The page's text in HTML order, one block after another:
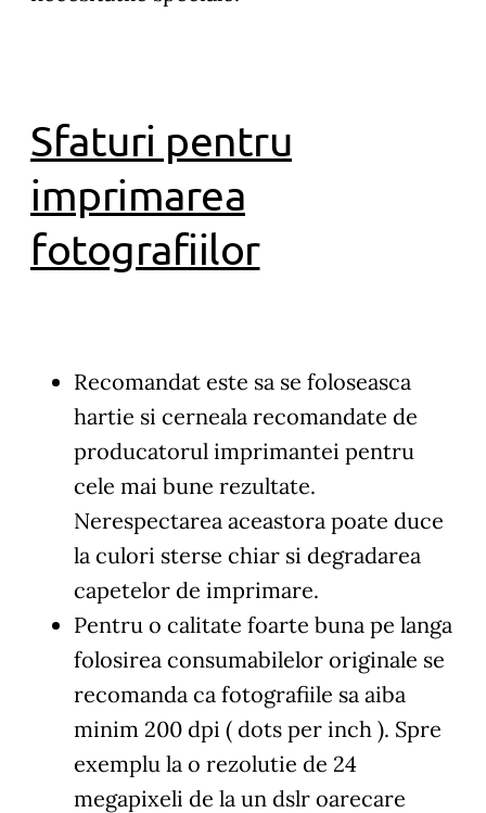
Sfaturi pentru
imprimarea
fotografiilor
Recomandat este sa se foloseasca
hartie si cerneala recomandate de
producatorul imprimantei pentru
cele mai bune rezultate.
Nerespectarea aceastora poate duce
la culori sterse chiar si degradarea
capetelor de imprimare.
Pentru o calitate foarte buna pe langa
folosirea consumabilelor originale se
recomanda ca fotografiile sa aiba
minim 200 dpi ( dots per inch ). Spre
exemplu la o rezolutie de 24
megapixeli de la un dslr oarecare